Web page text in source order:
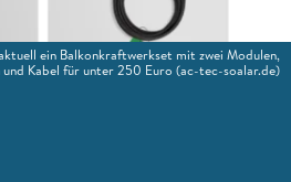
ein Balkonkraftwerkset mit zwei Modulen,
Kabel für unter 250 Euro (ac-tec-soalar.de)